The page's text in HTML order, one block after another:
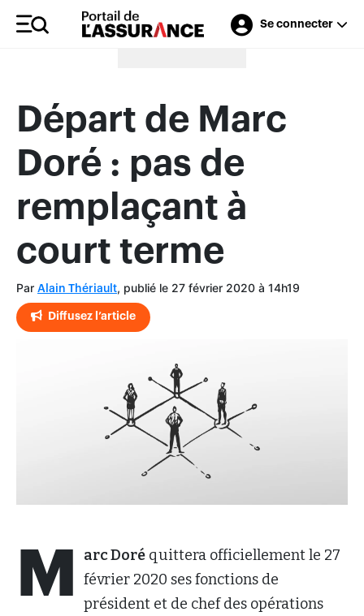
Se connecter
Merci à nos annonceurs
Départ de Marc
Doré : pas de
remplaçant à
court terme
Par Alain Thériault, publié le 27 février 2020 à 14h19
Diffusez l’article
M arc Doré quittera officiellement le 27
février 2020 ses fonctions de
président et de chef des opérations